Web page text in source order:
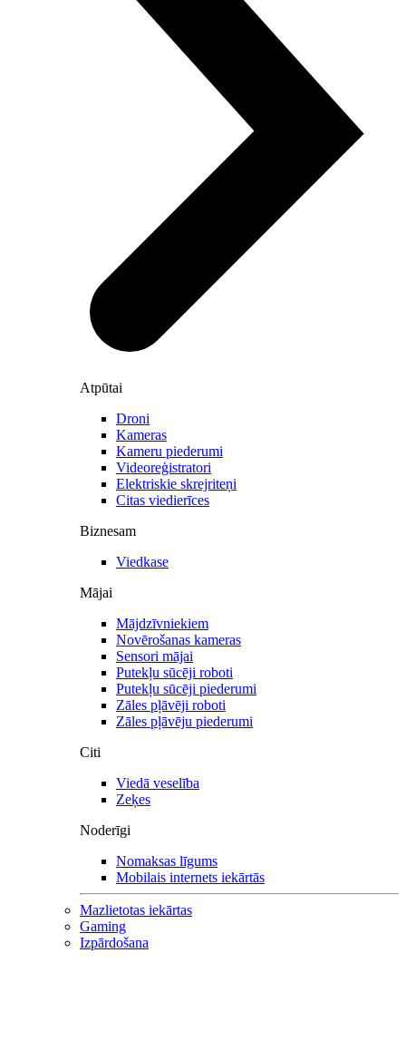
Atpūtai
Droni
Kameras
Kameru piederumi
Videoreģistratori
Elektriskie skrejriteņi
Citas viedierīces
Biznesam
Viedkase
Mājai
Mājdzīvniekiem
Novērošanas kameras
Sensori mājai
Putekļu sūcēji roboti
Putekļu sūcēji piederumi
Zāles pļāvēji roboti
Zāles pļāvēju piederumi
Citi
Viedā veselība
Zeķes
Noderīgi
Nomaksas līgums
Mobilais internets iekārtās
Mazlietotas iekārtas
Gaming
Izpārdošana